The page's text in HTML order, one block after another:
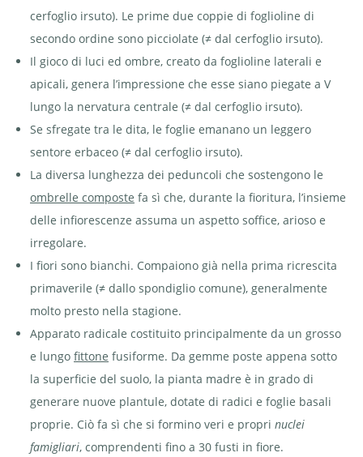
appena
sotto la
superficie
del suolo
(piante
figlie) | ©
Agroscope
cerfoglio irsuto). Le prime due coppie di foglioline di
secondo ordine sono picciolate (≠ dal cerfoglio irsuto).
Il gioco di luci ed ombre, creato da foglioline laterali e
apicali, genera l’impressione che esse siano piegate a V
lungo la nervatura centrale (≠ dal cerfoglio irsuto).
Se sfregate tra le dita, le foglie emanano un leggero
sentore erbaceo (≠ dal cerfoglio irsuto).
La diversa lunghezza dei peduncoli che sostengono le
ombrelle composte fa sì che, durante la fioritura, l’insieme
delle infiorescenze assuma un aspetto soffice, arioso e
irregolare.
I fiori sono bianchi. Compaiono già nella prima ricrescita
primaverile (≠ dallo spondiglio comune), generalmente
molto presto nella stagione.
Apparato radicale costituito principalmente da un grosso
e lungo fittone fusiforme. Da gemme poste appena sotto
la superficie del suolo, la pianta madre è in grado di
generare nuove plantule, dotate di radici e foglie basali
proprie. Ciò fa sì che si formino veri e propri nuclei
famigliari, comprendenti fino a 30 fusti in fiore.